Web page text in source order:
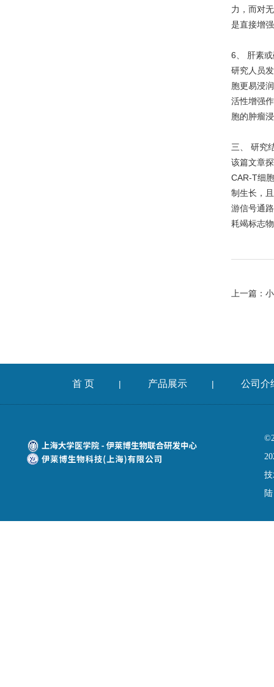
力，而对
是直接增
6、 肝素
研究人员
胞更易浸
活性增强
胞的肿瘤
三、 研究
该篇文章
CAR-T细
制生长，
游信号通
耗竭标志
上一篇：
首 页 | 产品展示 | 公司介
陆